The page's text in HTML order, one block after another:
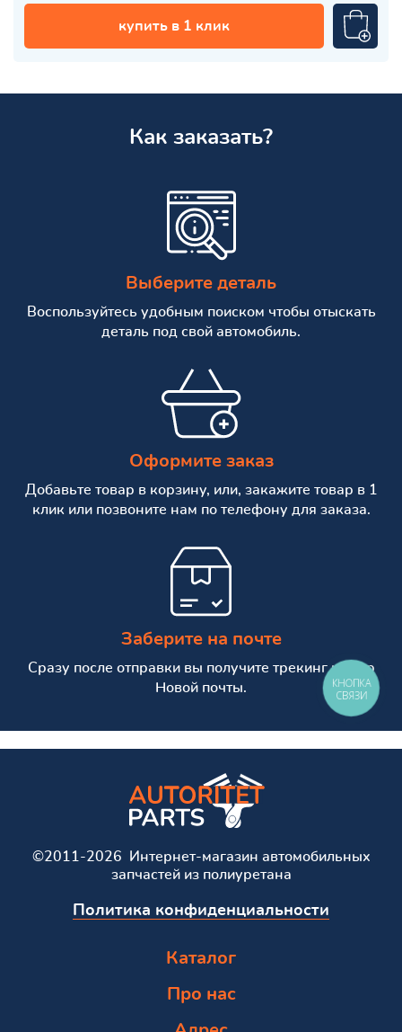
купить в 1 клик
Как заказать?
Выберите деталь
Воспользуйтесь удобным поиском чтобы отыскать
деталь под свой автомобиль.
Оформите заказ
Добавьте товар в корзину, или, закажите товар в 1
клик или позвоните нам по телефону для заказа.
Заберите на почте
Сразу после отправки вы получите трекинг номер
Новой почты.
©2011-2026 Интернет-магазин автомобильных
запчастей из полиуретана
Политика конфиденциальности
Каталог
Про нас
КНОПКА
СВЯЗИ